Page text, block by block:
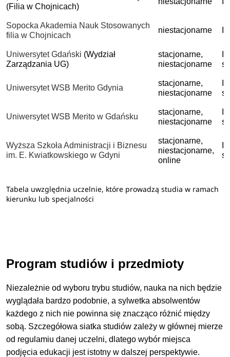
(Filia w Chojnicach)
Sopocka Akademia Nauk Stosowanych
filia w Chojnicach
niestacjonarne
Uniwersytet Gdański (Wydział
Zarządzania UG)
stacjonarne,
niestacjonarne
Uniwersytet WSB Merito Gdynia
stacjonarne,
niestacjonarne
Uniwersytet WSB Merito w Gdańsku
stacjonarne,
niestacjonarne
Wyższa Szkoła Administracji i Biznesu
im. E. Kwiatkowskiego w Gdyni
stacjonarne,
niestacjonarne,
online
Tabela uwzględnia uczelnie, które prowadzą studia w ramach
kierunku lub specjalności
Program studiów i przedmioty
Niezależnie od wyboru trybu studiów, nauka na nich będzie
wyglądała bardzo podobnie, a sylwetka absolwentów
każdego z nich nie powinna się znacząco różnić między
sobą. Szczegółowa siatka studiów zależy w głównej mierze
od regulamiu danej uczelni, dlatego wybór miejsca
podjęcia edukacji jest istotny w dalszej perspektywie.